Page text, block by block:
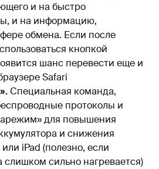
и на быстро
и на информацию,
обмена. Если после
кнопкой
шанс перевести еще и
Safari
Специальная команда,
протоколы и
для повышения
и снижения
iPad (полезно, если
слишком сильно нагревается)